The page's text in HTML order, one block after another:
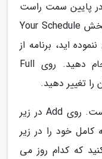
در آیفون خود باز کنید، روی Browse در پایین سمت راست
کلیک کنید، Sleep را پیدا کنید و به بخش Your Schedule
اید، برنامه از
شما می خواهد که این کار را انجام دهید. روی Full
اکنون زمان تنظیم یک برنامه خواب است. روی Add در زیر
کامل خود را در زیر
که کدام روز می